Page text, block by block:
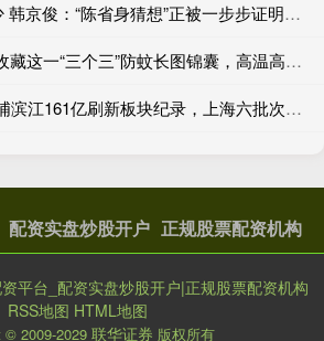
期货黄金杠杆是多少 韩京俊：“陈省身猜想”正被一步步证明，有理由期待完全在本土培养出菲奖得主
股票配资软件推荐 收藏这一“三个三”防蚊长图锦囊，高温高湿季节莫让蚊虫“喜滋滋”
配资10倍的公司 杨浦滨江161亿刷新板块纪录，上海六批次土拍“冷热两极”收官
配资实盘炒股开户 正规股票配资机构
平台_配资实盘炒股开户|正规股票配资机构
RSS地图 HTML地图
© 2009-2029 联华证券 版权所有